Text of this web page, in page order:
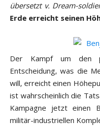
übersetzt v. Dream-
Erde erreicht seinen
Der Kampf um den
Entscheidung, was die
will, erreicht einen
ist wahrscheinlich die
Kampagne jetzt einen
militär-industriellen